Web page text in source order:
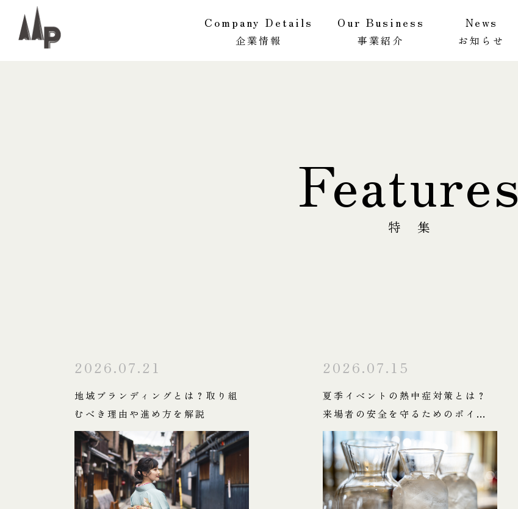
Company Details
企業情報
Our Business
事業紹介
News
お知らせ
Features
特 集
2026.07.21
地域ブランディングとは？取り組
むべき理由や進め方を解説
2026.07.15
夏季イベントの熱中症対策とは？
来場者の安全を守るためのポイン
トを解説